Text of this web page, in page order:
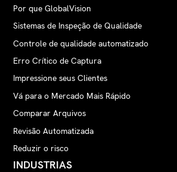
Por que GlobalVision
Sistemas de Inspeção de Qualidade
Controle de qualidade automatizado
Erro Crítico de Captura
Impressione seus Clientes
Vá para o Mercado Mais Rápido
Comparar Arquivos
Revisão Automatizada
Reduzir o risco
INDUSTRIAS